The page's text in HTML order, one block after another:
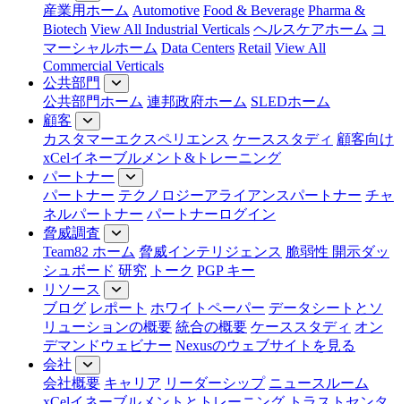
産業用ホーム Automotive Food & Beverage Pharma &
Biotech View All Industrial Verticals ヘルスケアホーム コ
マーシャルホーム Data Centers Retail View All
Commercial Verticals
公共部門
公共部門ホーム 連邦政府ホーム SLEDホーム
顧客
カスタマーエクスペリエンス ケーススタディ 顧客向け
xCelイネーブルメント&トレーニング
パートナー
パートナー テクノロジーアライアンスパートナー チャ
ネルパートナー パートナーログイン
脅威調査
Team82 ホーム 脅威インテリジェンス 脆弱性 開示ダッ
シュボード 研究 トーク PGP キー
リソース
ブログ レポート ホワイトペーパー データシートとソ
リューションの概要 統合の概要 ケーススタディ オン
デマンドウェビナー Nexusのウェブサイトを見る
会社
会社概要 キャリア リーダーシップ ニュースルーム